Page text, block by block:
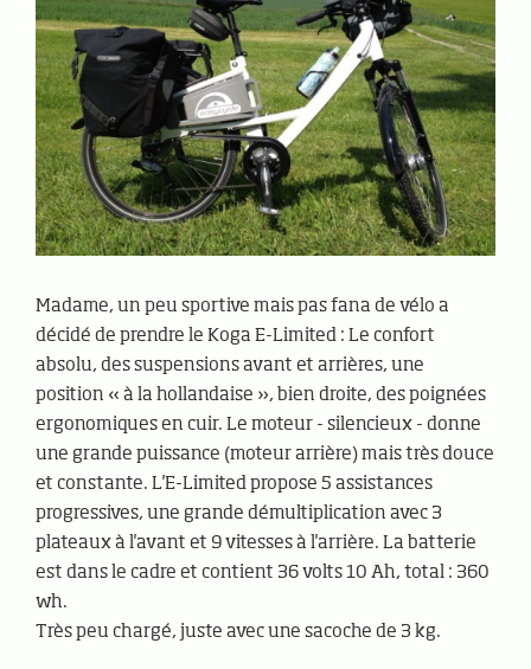
Madame, un peu sportive mais pas fana de vélo a
décidé de prendre le Koga E-Limited : Le confort
absolu, des suspensions avant et arrières, une
position « à la hollandaise », bien droite, des poignées
ergonomiques en cuir. Le moteur - silencieux - donne
une grande puissance (moteur arrière) mais très douce
et constante. L'E-Limited propose 5 assistances
progressives, une grande démultiplication avec 3
plateaux à l'avant et 9 vitesses à l'arrière. La batterie
est dans le cadre et contient 36 volts 10 Ah, total : 360
wh.
Très peu chargé, juste avec une sacoche de 3 kg.